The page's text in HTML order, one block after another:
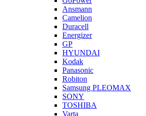
Ansmann
Camelion
Duracell
Energizer
GP
HYUNDAI
Kodak
Panasonic
Robiton
Samsung PLEOMAX
SONY
TOSHIBA
Varta